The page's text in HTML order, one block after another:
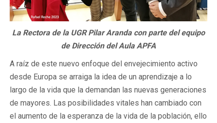
La Rectora de la UGR Pilar Aranda con parte del equipo
de Dirección del Aula APFA
A raíz de este nuevo enfoque del envejecimiento activo
desde Europa se arraiga la idea de un aprendizaje a lo
largo de la vida que la demandan las nuevas generaciones
de mayores. Las posibilidades vitales han cambiado con
el aumento de la esperanza de la vida de la población, ello